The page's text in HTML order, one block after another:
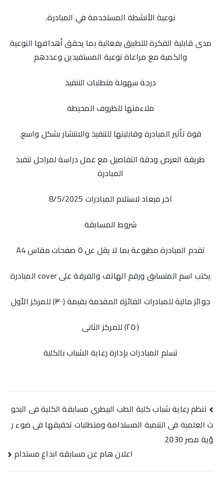
نوعية الأنشطة المستخدمة في المبادرة.
مدى قابلية الفكرة للتطبيق بفعالية بما يحقق أهدافها النوعية
والكمية مع مراعاة نوعية المستفيدين وعددهم
درجة سهولة متطلبات التنفيذ
ملاءمتها للظروف المحيطة
قوة تأثير المبادرة وقابليتها للتنفيذ والانتشار بشكل واسع.
طريقة العرض ودقة التفاصيل مع عمل دراسة لمراحل تنفيذ
المبادرة
اخر ميعاد لاستلام المبادرات 8/5/2025
شروط المسابقة
تقدم المبادرة مطبوعة بما لا يقل عن ٥ صفحات مقاس A4
يكتب اسم المتسابق ورقم الهاتف والفرقة على cover المبادرة
جوائز مالية للمبادرات الفائزة المقدمة بقيمة (٣٠٠) للمركز الأول
(٢٥٠) للمركز الثانى
تسلم المبادرات بإدارة رعاية الشباب بالكلية
تنظم رعاية شباب كلية الطب البيطري مسابقة الكلية فى البحو
ث العلمية فى التنمية المستدامة ومتطلبات تحقيقها فى ضوء ر
ؤية مصر 2030
اعلان هام عن مسابقه ابداع مستدام